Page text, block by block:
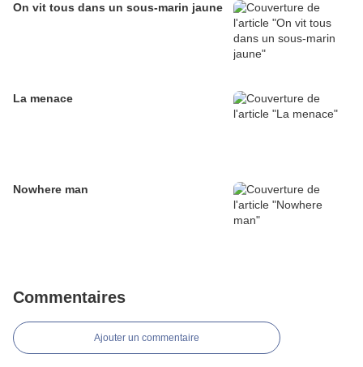
On vit tous dans un sous-marin jaune
La menace
Nowhere man
Commentaires
Ajouter un commentaire